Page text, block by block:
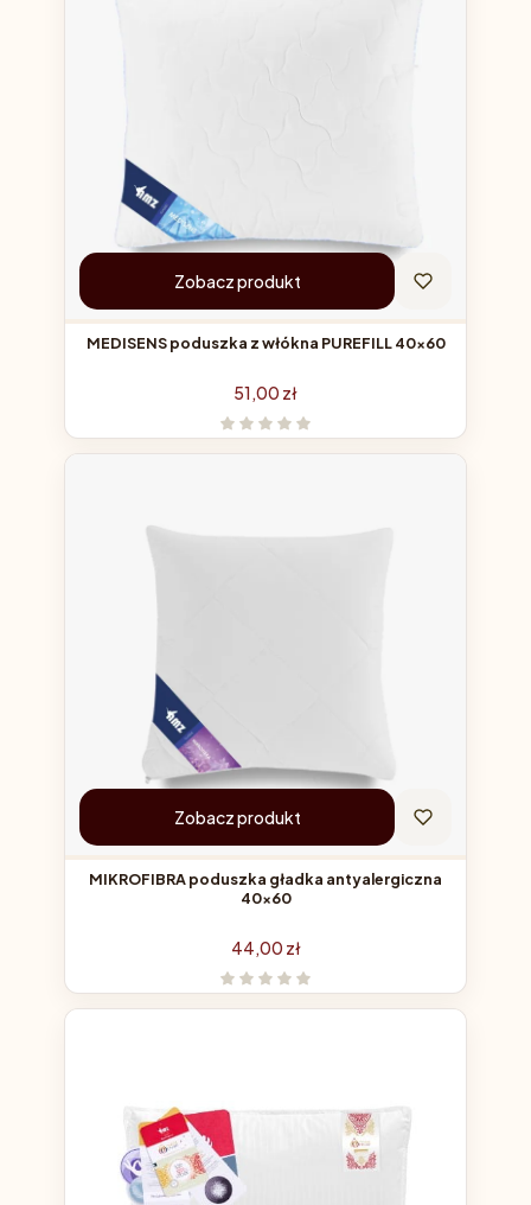
Zobacz produkt
MEDISENS poduszka z włókna PUREFILL 40x60
Cena
51,00 zł
Zobacz produkt
MIKROFIBRA poduszka gładka antyalergiczna
40x60
Cena
44,00 zł